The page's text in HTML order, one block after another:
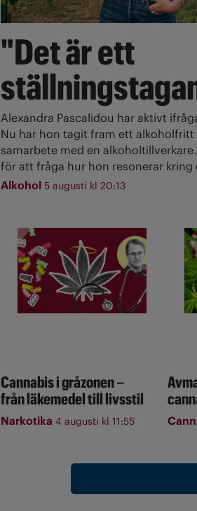
"Det är ett
Alexandra Pascalidou har aktivt
Nu har hon tagit fram ett alkoholfritt
samarbete med en
för att fråga hur hon resonerar kring
Alkohol 5 augusti kl 20:13
Cannabis i gråzonen –
från läkemedel till livsstil
Narkotika 4 augusti kl 11:55